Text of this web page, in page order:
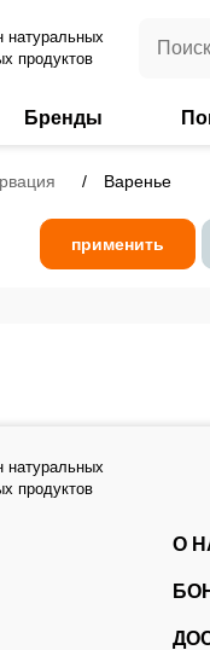
натуральных
продуктов
Бренды
Варенье
применить
натуральных
продуктов
О